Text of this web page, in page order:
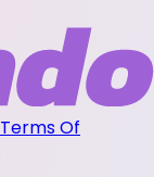
Terms Of